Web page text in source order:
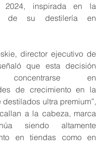
2024, inspirada en la
de su destilería en
director ejecutivo de
que esta decisión
concentrarse en
de crecimiento en la
ultra premium”,
a la cabeza, marca
siendo altamente
en tiendas como en